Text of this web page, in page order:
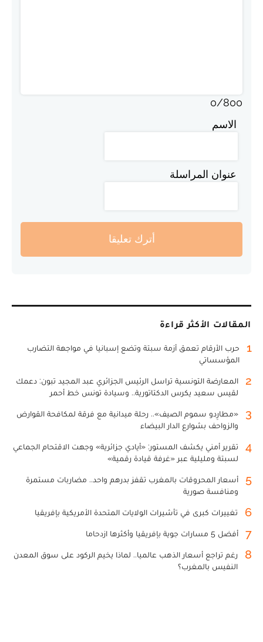
0/800
الاسم
عنوان المراسلة
أترك تعليقا
المقالات الأكثر قراءة
1
حرب الأرقام تعمق أزمة سبتة وتضع إسبانيا في مواجهة التضارب
المؤسساتي
2
المعارضة التونسية تراسل الرئيس الجزائري عبد المجيد تبون: دعمك
لقيس سعيد يكرس الدكتاتورية.. وسيادة تونس خط أحمر
3
«مطارِدو سموم الصيف».. رحلة ميدانية مع فرقة لمكافحة القوارض
والزواحف بشوارع الدار البيضاء
4
تقرير أمني يكشف المستور: «أيادي جزائرية» وجهت الاقتحام الجماعي
لسبتة ومليلية عبر «غرفة قيادة رقمية»
5
أسعار المحروقات بالمغرب تقفز بدرهم واحد.. مضاربات مستمرة
ومنافسة صورية
6 تغييرات كبرى في تأشيرات الولايات المتحدة الأمريكية بإفريقيا
7 أفضل 5 مسارات جوية بإفريقيا وأكثرها ازدحاما
8
رغم تراجع أسعار الذهب عالميا.. لماذا يخيم الركود على سوق المعدن
النفيس بالمغرب؟